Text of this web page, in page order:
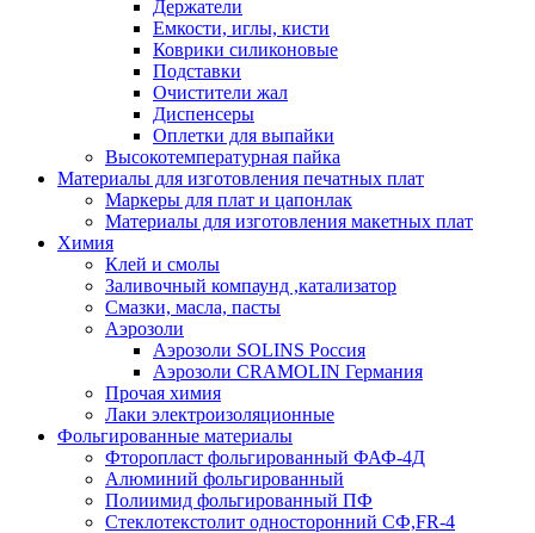
Держатели
Емкости, иглы, кисти
Коврики силиконовые
Подставки
Очистители жал
Диспенсеры
Оплетки для выпайки
Высокотемпературная пайка
Материалы для изготовления печатных плат
Маркеры для плат и цапонлак
Материалы для изготовления макетных плат
Химия
Клей и смолы
Заливочный компаунд ,катализатор
Смазки, масла, пасты
Аэрозоли
Аэрозоли SOLINS Россия
Аэрозоли CRAMOLIN Германия
Прочая химия
Лаки электроизоляционные
Фольгированные материалы
Фторопласт фольгированный ФАФ-4Д
Алюминий фольгированный
Полиимид фольгированный ПФ
Стеклотекстолит односторонний CФ,FR-4